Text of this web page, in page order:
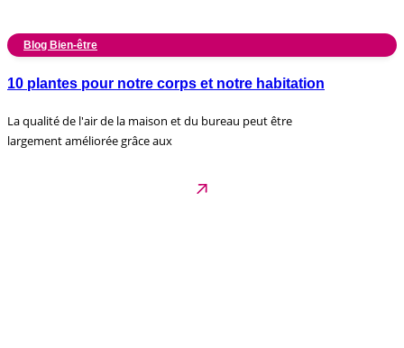
Blog Bien-être
10 plantes pour notre corps et notre habitation
La qualité de l'air de la maison et du bureau peut être
largement améliorée grâce aux